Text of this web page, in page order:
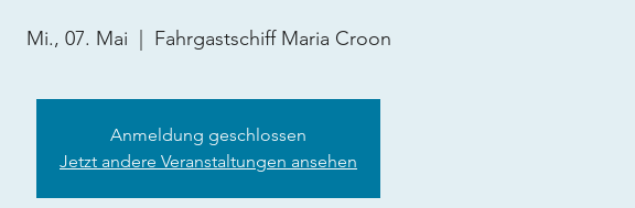
Mi., 07. Mai Fahrgastschiff Maria Croon
Anmeldung geschlossen
Jetzt andere Veranstaltungen ansehen